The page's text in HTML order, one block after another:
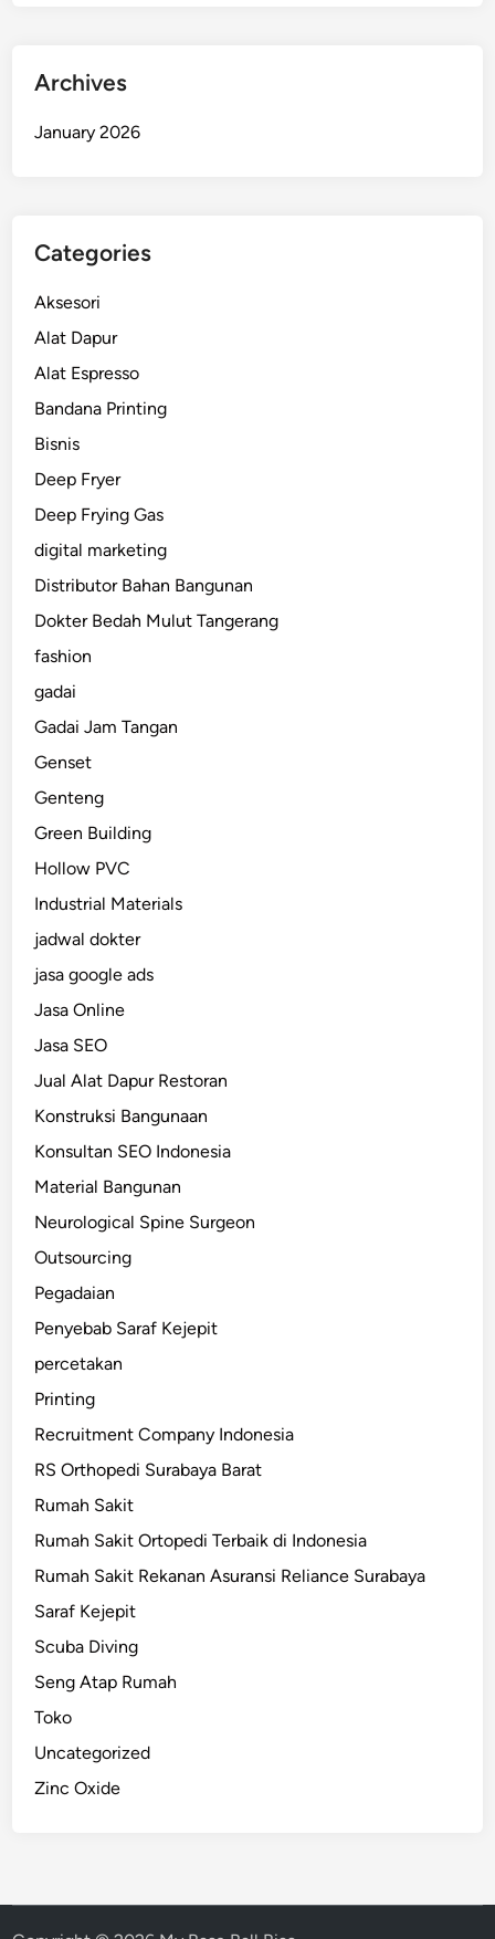
Archives
January 2026
Categories
Aksesori
Alat Dapur
Alat Espresso
Bandana Printing
Bisnis
Deep Fryer
Deep Frying Gas
digital marketing
Distributor Bahan Bangunan
Dokter Bedah Mulut Tangerang
fashion
gadai
Gadai Jam Tangan
Genset
Genteng
Green Building
Hollow PVC
Industrial Materials
jadwal dokter
jasa google ads
Jasa Online
Jasa SEO
Jual Alat Dapur Restoran
Konstruksi Bangunaan
Konsultan SEO Indonesia
Material Bangunan
Neurological Spine Surgeon
Outsourcing
Pegadaian
Penyebab Saraf Kejepit
percetakan
Printing
Recruitment Company Indonesia
RS Orthopedi Surabaya Barat
Rumah Sakit
Rumah Sakit Ortopedi Terbaik di Indonesia
Rumah Sakit Rekanan Asuransi Reliance Surabaya
Saraf Kejepit
Scuba Diving
Seng Atap Rumah
Toko
Uncategorized
Zinc Oxide